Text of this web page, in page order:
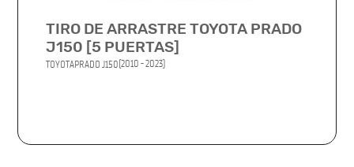
TIRO DE ARRASTRE TOYOTA PRADO
J150 [5 PUERTAS]
TOYOTAPRADO J150(2010 - 2023)